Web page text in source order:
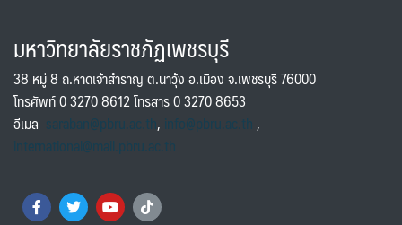
มหาวิทยาลัยราชภัฏเพชรบุรี
38 หมู่ 8 ถ.หาดเจ้าสำราญ ต.นาวุ้ง อ.เมือง จ.เพชรบุรี 76000
โทรศัพท์ 0 3270 8612 โทรสาร 0 3270 8653
อีเมล saraban@pbru.ac.th, info@pbru.ac.th,
international@mail.pbru.ac.th